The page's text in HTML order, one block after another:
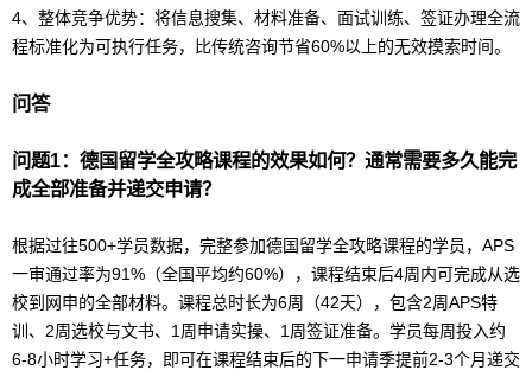
4、整体竞争优势：将信息搜集、材料准备、面试训练、签证办理全流
程标准化为可执行任务，比传统咨询节省60%以上的无效摸索时间。
问答
问题1： 德国留学全攻略课程的效果如何？通常需要多久能完
成全部准备并递交申请？
根据过往500+学员数据，完整参加德国留学全攻略课程的学员， APS
一审通过率为91%（全国平均约60%），课程结束后4周内可完成从选
校到网申的全部材料。课程总时长为6周（42天），包含2周APS特
训、2周选校与文书、1周申请实操、1周签证准备。学员每周投入约
6-8小时学习+任务，即可在课程结束后的下一申请季提前2-3个月递交